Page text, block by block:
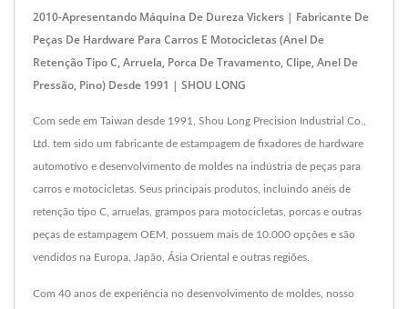
2010-Apresentando Máquina De Dureza Vickers | Fabricante De
Peças De Hardware Para Carros E Motocicletas (anel De
Retenção Tipo C, Arruela, Porca De Travamento, Clipe, Anel De
Pressão, Pino) Desde 1991 | SHOU LONG
Com sede em Taiwan desde 1991, Shou Long Precision Industrial Co.,
Ltd. tem sido um fabricante de estampagem de fixadores de hardware
automotivo e desenvolvimento de moldes na indústria de peças para
carros e motocicletas. Seus principais produtos, incluindo anéis de
retenção tipo C, arruelas, grampos para motocicletas, porcas e outras
peças de estampagem OEM, possuem mais de 10.000 opções e são
vendidos na Europa, Japão, Ásia Oriental e outras regiões.
Com 40 anos de experiência no desenvolvimento de moldes, nosso